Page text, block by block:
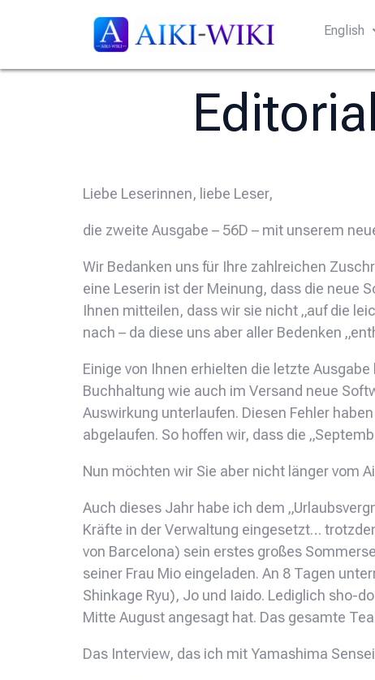
English
Liebe Leserinnen, liebe Leser,
die zweite Ausgabe – 56D – mit unserem
Wir Bedanken uns für Ihre zahlreichen
eine Leserin ist der Meinung, dass die neue
Ihnen mitteilen, dass wir sie nicht „auf die
nach – da diese uns aber aller Bedenken
Einige von Ihnen erhielten die letzte
Buchhaltung wie auch im Versand neue
Auswirkung unterlaufen. Diesen Fehler
abgelaufen. So hoffen wir, dass die
Nun möchten wir Sie aber nicht länger vom
Auch dieses Jahr habe ich dem
Kräfte in der Verwaltung eingesetzt…
von Barcelona) sein erstes großes
seiner Frau Mio eingeladen. An 8 Tagen
Shinkage Ryu), Jo und Iaido. Lediglich sho-
Mitte August angesagt hat. Das gesamte
Das Interview, das ich mit Yamashima